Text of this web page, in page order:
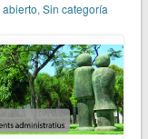
, Sin categoría